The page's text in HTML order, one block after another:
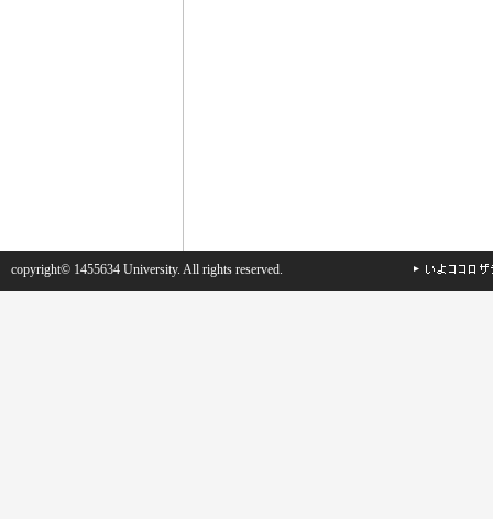
copyright© 1455634 University. All rights reserved.